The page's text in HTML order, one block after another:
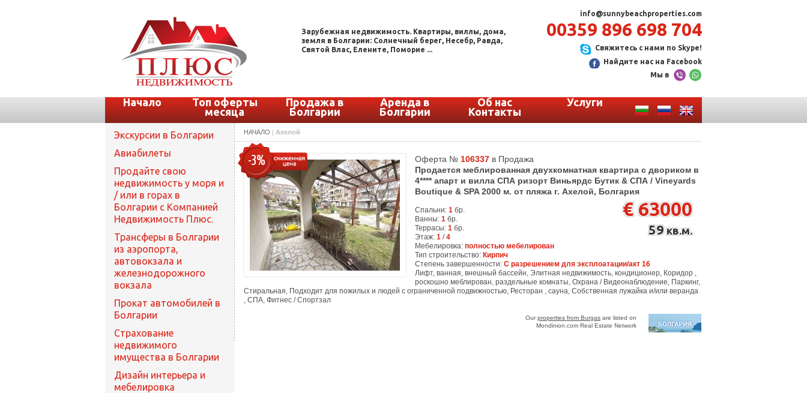
Зарубежная недвижимость. Квартиры, виллы, дома,
земля в Болгарии: Солнечный берег, Несебр, Равда,
Святой Влас, Елените, Поморие ...
info@sunnybeachproperties.com
00359 896 698 704
Свяжитесь с нами по Skype!
Найдите нас на Facebook
Мы в
Начало
Топ оферты
месяца
Продажа в
Болгарии
Аренда в
Болгарии
Об нас
Контакты
Услуги
Экскурсии в Болгарии
Авиабилеты
Продайте свою
недвижимость у моря и
/ или в горах в
Болгарии с Компанией
Недвижимость Плюс.
Трансферы в Болгарии
из аэропорта,
автовокзала и
железнодорожного
вокзала
Прокат автомобилей в
Болгарии
Cтрахование
недвижимого
имущества в Болгарии
Дизайн интерьера и
мебелировка
НАЧАЛО | Ахелой
-3% Оферта № 106337 в Продажа
Продается меблированная двухкомнатная квартира с двориком в
4**** апарт и вилла СПА ризорт Виньярдс Бутик & СПА / Vineyards
Boutique & SPA 2000 м. от пляжа г. Ахелой, Болгария
€ 63000
59кв.м.
Спальни: 1 бр.
Ванны: 1 бр.
Террасы: 1 бр.
Этаж: 1 /4
Мебелировка: полностью мебелирован
Тип строительство: Кирпич
Степень завершенности: С разрешением для эксплоатации/акт 16
Лифт, ванная, внешный бассейн, Элитная недвижимость, кондиционер, Коридор ,
роскошно меблирован, раздельные комнаты, Охрана / Видеонаблюдение, Паркинг,
Стиральная, Подходит для пожилых и людей с ограниченной подвижностью, Ресторан , сауна, Собственная лужайка и/или веранда
, СПА, Фитнес / Спортзал
Ourproperties from Burgas are listed on
Mondinion.com Real Estate Network